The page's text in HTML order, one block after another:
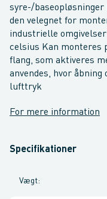
syre-/baseopløsninger
den velegnet for
industrielle
celsius Kan monteres
flang, som aktiveres
anvendes, hvor
lufttryk
For mere information
Specifikationer
Vægt: